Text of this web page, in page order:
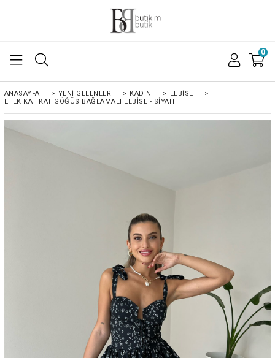
0
ANASAYFA > YENI GELENLER > KADIN > ELBISE
>
ETEK KAT KAT GÖĞÜS BAĞLAMALI ELBISE - SİYAH